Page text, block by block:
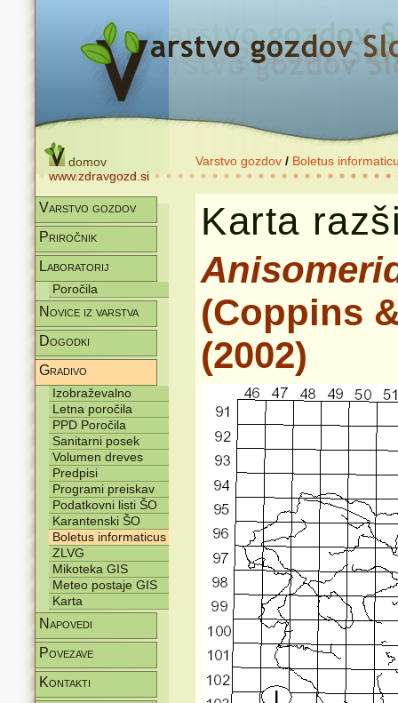
domov
www.zdravgozd.si
Varstvo gozdov / Boletus
Varstvo gozdov
Priročnik
Laboratorij
Poročila
Novice iz varstva
Dogodki
Gradivo
Izobraževalno
Letna poročila
PPD Poročila
Sanitarni posek
Volumen dreves
Predpisi
Programi preiskav
Podatkovni listi ŠO
Karantenski ŠO
Boletus informaticus
ZLVG
Mikoteka GIS
Meteo postaje GIS
Karta
Napovedi
Povezave
Kontakti
Karta
(Coppins
(2002)